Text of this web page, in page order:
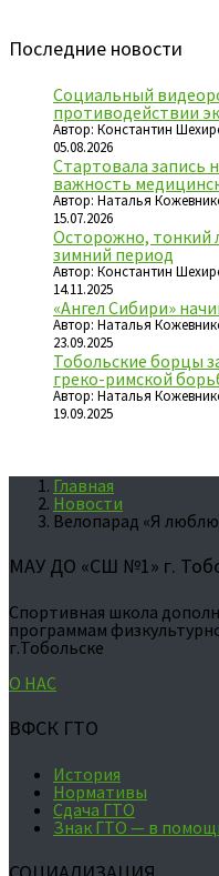
Последние новости
Социальный
противодействии
Автор: Константин
05.08.2026
Стартовала запись
важность
Автор: Наталья
15.07.2026
Осторожно, тонкий
зимний период
Автор: Константин
14.11.2025
«Ангел Сибири»
Автор: Наталья
23.09.2025
Тобольские борцы
греко-римской
Автор: Наталья
19.09.2025
Главная
Новости
Велопарад «Я
МАУ ДО «СШ №1» г.
Спортивная школа
программам
г.Тобольске
О НАС
ВФСК ГТО
История
Нормативы
Сдача ГТО
Знак ГТО — в